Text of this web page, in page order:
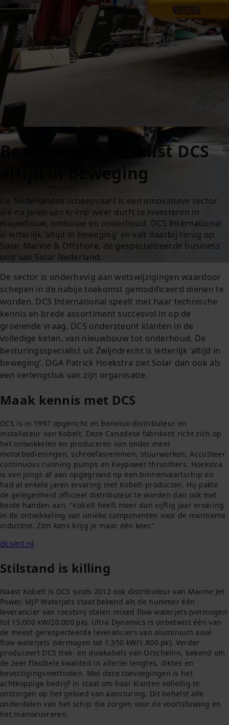
Besturings specialist DCS
altijd in beweging
De Nederlandse scheepvaart is een innovatieve sector
die na jaren van krimp weer durft te investeren in
nieuwbouw, ombouw en onderhoud. DCS International
is letterlijk ‘altijd in beweging’ en valt daarbij terug op
Solar Marine & Offshore, de gespecialiseerde business
unit van Solar Nederland.
De sector is onderhevig aan wetswijzigingen waardoor
schepen in de nabije toekomst gemodificeerd dienen te
worden. DCS International speelt met haar technische
kennis en brede assortiment succesvol in op de
groeiende vraag. DCS ondersteunt klanten in de
volledige keten, van nieuwbouw tot onderhoud. De
besturingsspecialist uit Zwijndrecht is letterlijk ‘altijd in
beweging’. DGA Patrick Hoekstra ziet Solar dan ook als
een verlengstuk van zijn organisatie.
Maak kennis met DCS
DCS is in 1997 opgericht en Benelux-distributeur en
installateur van Kobelt. Deze Canadese fabrikant richt zich op
het ontwikkelen en produceren van onder meer
motorbedieningen, schroefasremmen, stuurwerken, AccuSteer
continuous running pumps en Keypower thrusthers. Hoekstra
is van jongs af aan opgegroeid op een binnenvaartschip en
had al enkele jaren ervaring met Kobelt-producten. Hij pakte
de gelegenheid officieel distributeur te worden dan ook met
beide handen aan. “Kobelt heeft meer dan vijftig jaar ervaring
in de ontwikkeling van unieke componenten voor de maritieme
industrie. Zo’n kans krijg je maar één keer.”
dcsint.nl
Stilstand is killing
Naast Kobelt is DCS sinds 2012 ook distributeur van Marine Jet
Power. MJP Waterjets staat bekend als de nummer één
leverancier van roestvrij stalen mixed flow waterjets (vermogen
tot 15.000 kW/20.000 pk). Ultra Dynamics is onbetwist één van
de meest gerespecteerde leveranciers van aluminium axial
flow waterjets (vermogen tot 1.350 kW/1.800 pk). Verder
produceert DCS trek- en duwkabels van Orschelnn, bekend om
de zeer flexibele kwaliteit in allerlei lengtes, diktes en
bevestigingsmethoden. Met deze toevoegingen is het
achtkoppige bedrijf in staat om haar klanten volledig te
ontzorgen op het gebied van aansturing. Dit behelst alle
onderdelen van het schip die zorgen voor de voortstuwing en
het manoeuvreren.